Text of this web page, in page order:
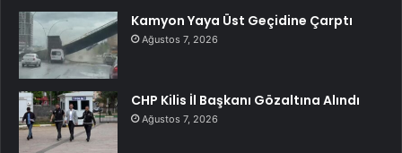
Kamyon Yaya Üst Geçidine Çarptı
Ağustos 7, 2026
CHP Kilis İl Başkanı Gözaltına Alındı
Ağustos 7, 2026